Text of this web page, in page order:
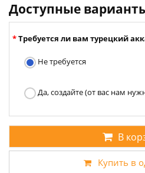
Доступные
Требуется ли вам турецкий
Не требуется
Да, создайте (от вас нам
В
Купить в